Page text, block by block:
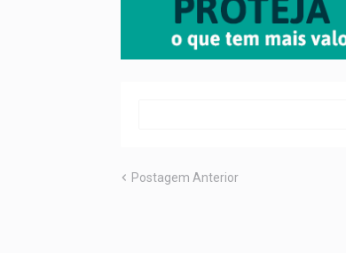
Postagem Anterior